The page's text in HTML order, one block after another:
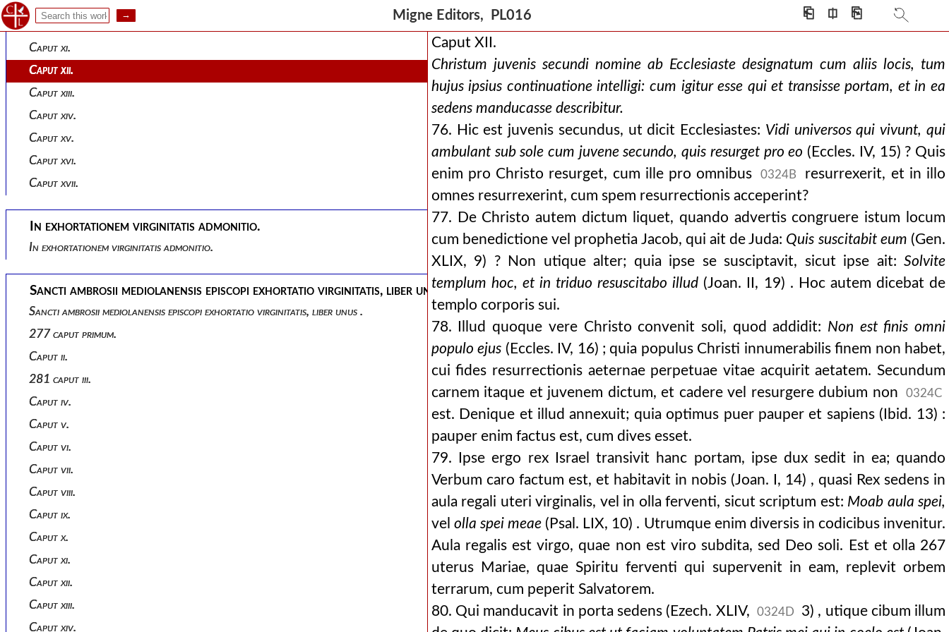
Migne Editors, PL016 ⎗ ⎅ ⎘
Caput x.
Caput xi.
Caput xii.
Caput xiii.
Caput xiv.
Caput xv.
Caput xvi.
Caput xvii.
In exhortationem virginitatis admonitio.
In exhortationem virginitatis admonitio.
Sancti ambrosii mediolanensis episcopi exhortatio virginitatis, liber unus .
Sancti ambrosii mediolanensis episcopi exhortatio virginitatis, liber unus .
277 caput primum.
Caput ii.
281 caput iii.
Caput iv.
Caput v.
Caput vi.
Caput vii.
Caput viii.
Caput ix.
Caput x.
Caput xi.
Caput xii.
Caput xiii.
Caput xiv.
Caput XII.
Christum juvenis secundi nomine ab Ecclesiaste designatum cum aliis locis, tum
hujus ipsius continuatione intelligi: cum igitur esse qui et transisse portam, et in ea
sedens manducasse describitur.
76. Hic est juvenis secundus, ut dicit Ecclesiastes: Vidi universos qui vivunt, qui
ambulant sub sole cum juvene secundo, quis resurget pro eo (Eccles. IV, 15) ? Quis
enim pro Christo resurget, cum ille pro omnibus
0324B
resurrexerit, et in illo
omnes resurrexerint, cum spem resurrectionis acceperint?
77. De Christo autem dictum liquet, quando advertis congruere istum locum
cum benedictione vel prophetia Jacob, qui ait de Juda: Quis suscitabit eum (Gen.
XLIX, 9) ? Non utique alter; quia ipse se susciptavit, sicut ipse ait: Solvite
templum hoc, et in triduo resuscitabo illud (Joan. II, 19) . Hoc autem dicebat de
templo corporis sui.
78. Illud quoque vere Christo convenit soli, quod addidit: Non est finis omni
populo ejus (Eccles. IV, 16) ; quia populus Christi innumerabilis finem non habet,
cui fides resurrectionis aeternae perpetuae vitae acquirit aetatem. Secundum
carnem itaque et juvenem dictum, et cadere vel resurgere dubium non
0324C
est. Denique et illud annexuit; quia optimus puer pauper et sapiens (Ibid. 13) :
pauper enim factus est, cum dives esset.
79. Ipse ergo rex Israel transivit hanc portam, ipse dux sedit in ea; quando
Verbum caro factum est, et habitavit in nobis (Joan. I, 14) , quasi Rex sedens in
aula regali uteri virginalis, vel in olla ferventi, sicut scriptum est: Moab aula spei,
vel olla spei meae (Psal. LIX, 10) . Utrumque enim diversis in codicibus invenitur.
Aula regalis est virgo, quae non est viro subdita, sed Deo soli. Est et olla 267
uterus Mariae, quae Spiritu ferventi qui supervenit in eam, replevit orbem
terrarum, cum peperit Salvatorem.
80. Qui manducavit in porta sedens (Ezech. XLIV,
0324D
3) , utique cibum illum